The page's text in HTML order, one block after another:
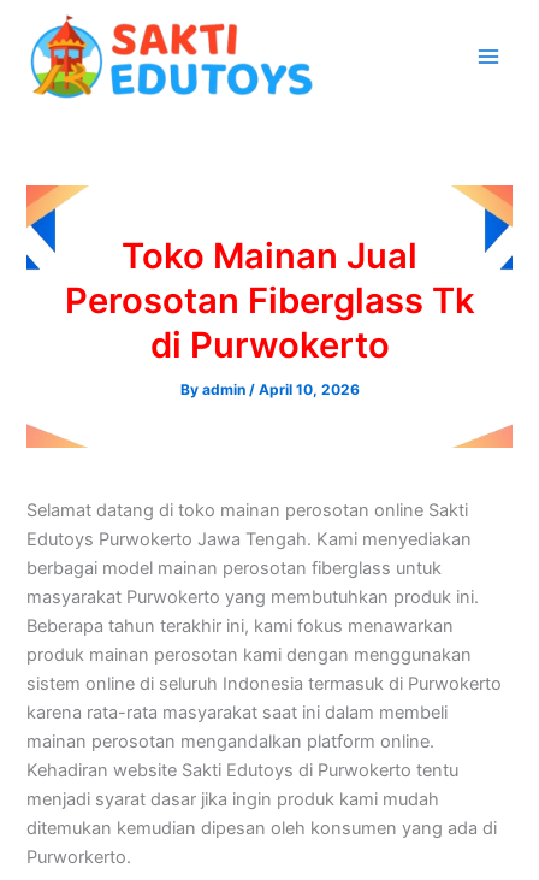
content
Toko Mainan Jual
Perosotan Fiberglass Tk
di Purwokerto
By admin / April 10, 2026
Selamat datang di toko mainan perosotan online Sakti
Edutoys Purwokerto Jawa Tengah. Kami menyediakan
berbagai model mainan perosotan fiberglass untuk
masyarakat Purwokerto yang membutuhkan produk ini.
Beberapa tahun terakhir ini, kami fokus menawarkan
produk mainan perosotan kami dengan menggunakan
sistem online di seluruh Indonesia termasuk di Purwokerto
karena rata-rata masyarakat saat ini dalam membeli
mainan perosotan mengandalkan platform online.
Kehadiran website Sakti Edutoys di Purwokerto tentu
menjadi syarat dasar jika ingin produk kami mudah
ditemukan kemudian dipesan oleh konsumen yang ada di
Purworkerto.